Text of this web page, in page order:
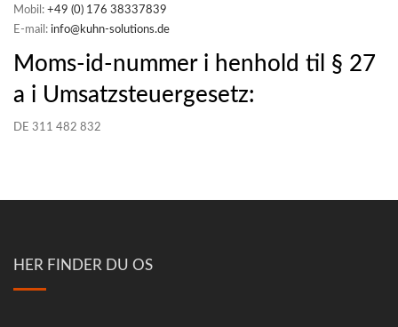
Mobil: +49 (0) 176 38337839
E‑mail: info@kuhn-solutions.de
Moms-id-nummer i henhold til § 27
a i Umsatzsteuergesetz:
DE 311 482 832
HER FINDER DU OS